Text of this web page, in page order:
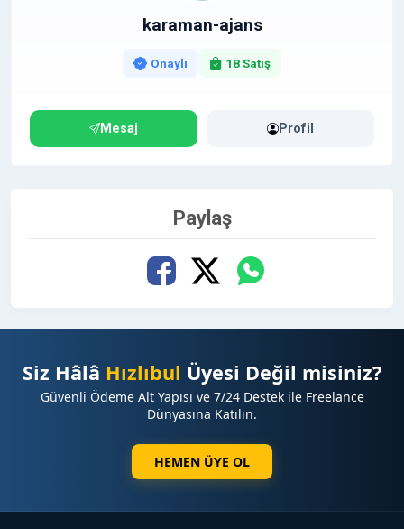
karaman-ajans
Onaylı 18 Satış
Mesaj Profil
Paylaş
Siz Hâlâ Hızlıbul Üyesi Değil misiniz?
Güvenli Ödeme Alt Yapısı ve 7/24 Destek ile Freelance
Dünyasına Katılın.
HEMEN ÜYE OL